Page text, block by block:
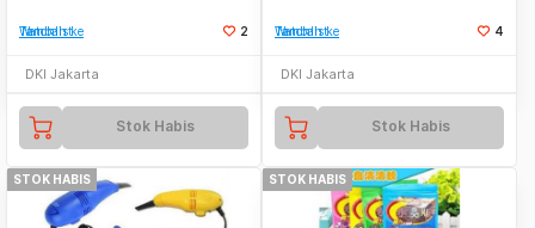
Tambah ke Watchlist 2
DKI Jakarta
Stok Habis
Tambah ke Watchlist 4
DKI Jakarta
Stok Habis
STOK HABIS STOK HABIS